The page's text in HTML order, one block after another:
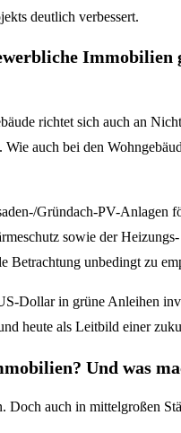
deutlich verbessert.
Immobilien
richtet sich auch an
auch bei den
Gründach-PV-Anlagen
sowie der
Betrachtung unbedingt zu
Dollar in grüne Anleihen
heute als Leitbild einer
Und was
Doch auch in mittelgroßen